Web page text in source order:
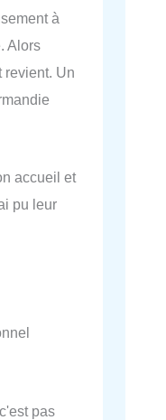
à
Alors
revient. Un
accueil et
pu leur
pas